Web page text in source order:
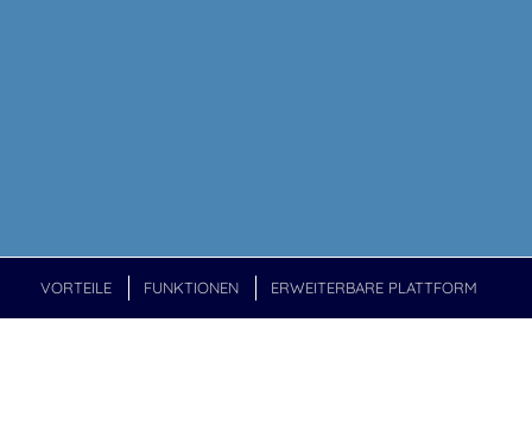
VORTEILE FUNKTIONEN ERWEITERBARE PLATTFORM